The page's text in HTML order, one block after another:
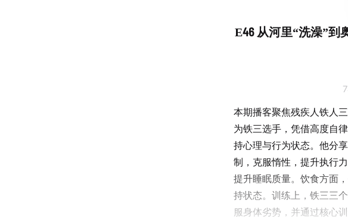
E46 从河里“洗澡”到
本期播客聚焦残疾人铁人
为铁三选手，凭借高度自
持心理与行为状态。他分
制，克服惰性，提升执行
提升睡眠质量。饮食方面
持状态。训练上，铁三三
服身体劣势，并通过核心